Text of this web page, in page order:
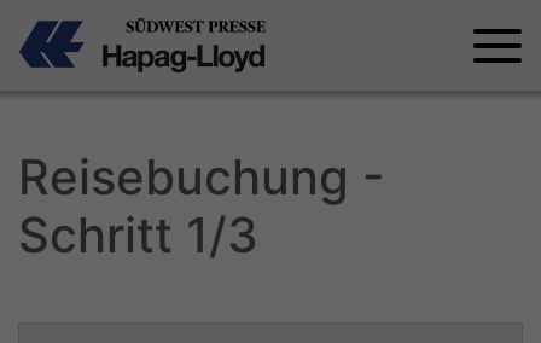
Reisebuchung -
Schritt 1/3